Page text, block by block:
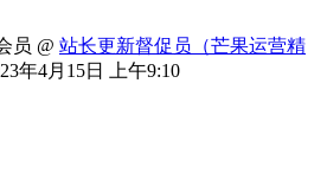
员 @ 站长更新督促员（芒果运营精
年4月15日 上午9:10